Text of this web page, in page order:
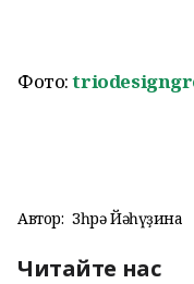
Фото:
Автор: Зөһрә Йәһүҙина
Читайте нас